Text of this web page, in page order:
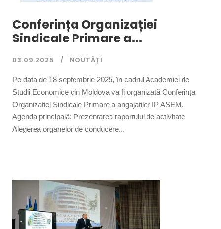
Conferința Organizației
Sindicale Primare a...
03.09.2025 NOUTĂȚI
Pe data de 18 septembrie 2025, în cadrul Academiei de
Studii Economice din Moldova va fi organizată Conferința
Organizației Sindicale Primare a angajaților IP ASEM.
Agenda principală: Prezentarea raportului de activitate
Alegerea organelor de conducere...